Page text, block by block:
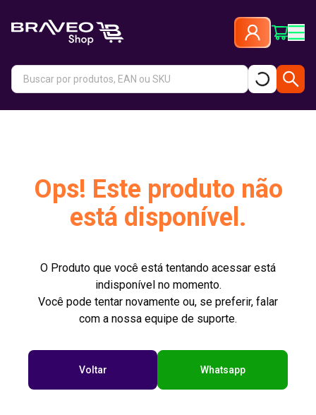
Ops! Este produto não
está disponível.
O Produto que você está tentando acessar está
indisponível no momento.
Você pode tentar novamente ou, se preferir, falar
com a nossa equipe de suporte.
Voltar Whatsapp